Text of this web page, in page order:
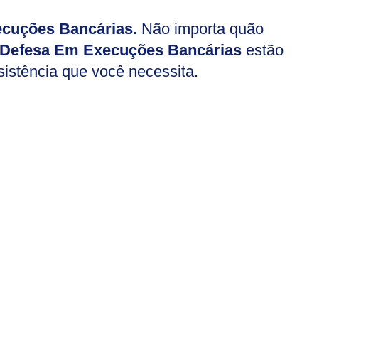
Bancárias. Não importa quão
Em Execuções Bancárias estão
que você necessita.